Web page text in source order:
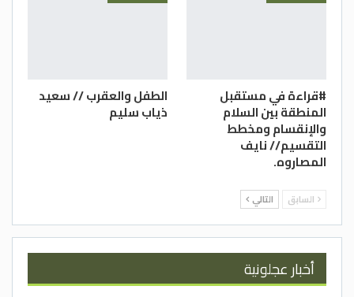
بريطانيا
#قراءة في مستقبل
المنطقة بين السلام
والإنقسام ومخطط
التقسيم// نايف
المصاروه.
الطفل والعقرب // سعيد
ذياب سليم
السابق التالي
أخبار عجلونية